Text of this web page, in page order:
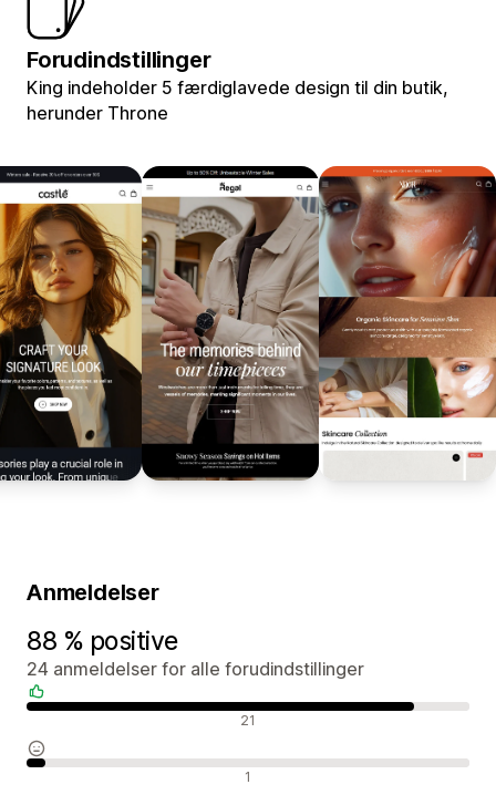
Forudindstillinger
King indeholder 5 færdiglavede design til din butik,
herunder Throne
Anmeldelser
88 % positive
24 anmeldelser for alle forudindstillinger
21
1